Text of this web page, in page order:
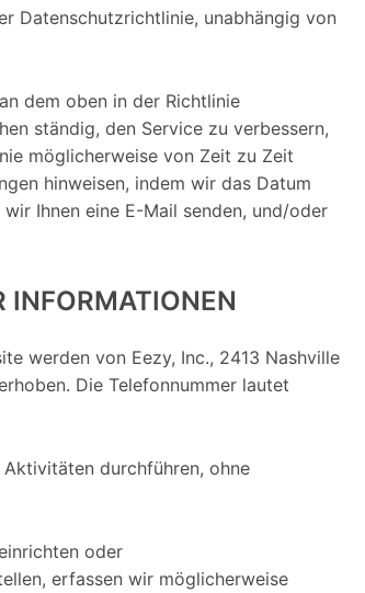
Datenschutzrichtlinie, unabhängig von
dem oben in der Richtlinie
ständig, den Service zu verbessern,
möglicherweise von Zeit zu Zeit
hinweisen, indem wir das Datum
Ihnen eine E-Mail senden, und/oder
INFORMATIONEN
werden von Eezy, Inc., 2413 Nashville
Die Telefonnummer lautet
durchführen, ohne
oder
erfassen wir möglicherweise